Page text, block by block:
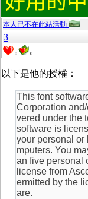
本人已不在此站活動
3
0 0
以下是他的授權：
This font
Corporation
vered under the
software is
your personal or
mputers. You
an five personal
license from
ermitted by the
are.